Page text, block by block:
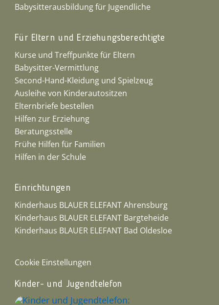
Babysitterausbildung für Jugendliche
Für Eltern und Erziehungsberechtigte
Kurse und Treffpunkte für Eltern
Babysitter-Vermittlung
Second-Hand-Kleidung und Spielzeug
Ausleihe von Kinderautositzen
Elternbriefe bestellen
Hilfen zur Erziehung
Beratungsstelle
Frühe Hilfen für Familien
Hilfen in der Schule
Einrichtungen
Kinderhaus BLAUER ELEFANT Ahrensburg
Kinderhaus BLAUER ELEFANT Bargteheide
Kinderhaus BLAUER ELEFANT Bad Oldesloe
Cookie Einstellungen
Kinder- und Jugendtelefon